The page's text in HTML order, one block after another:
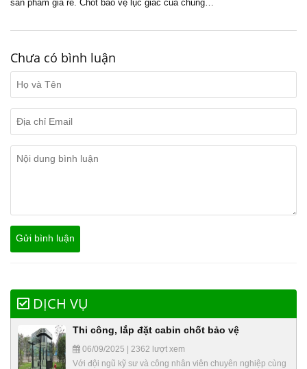
sản phẩm giá rẻ. Chốt bảo vệ lục giác của chúng…
Chưa có bình luận
DỊCH VỤ
Thi công, lắp đặt cabin chốt bảo vệ
06/09/2025 | 2362 lượt xem
Với đội ngũ kỹ sư và công nhân viên chuyên nghiệp cùng